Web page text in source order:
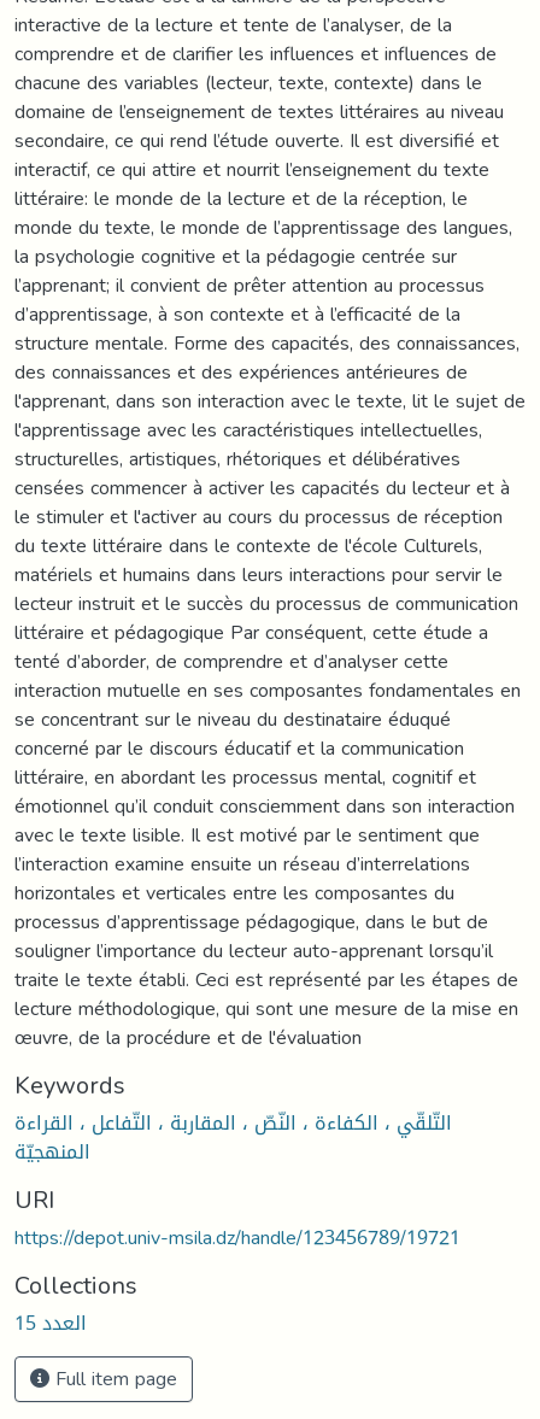
interactive de la lecture et tente de l’analyser, de la
comprendre et de clarifier les influences et influences de
chacune des variables (lecteur, texte, contexte) dans le
domaine de l’enseignement de textes littéraires au niveau
secondaire, ce qui rend l’étude ouverte. Il est diversifié et
interactif, ce qui attire et nourrit l’enseignement du texte
littéraire: le monde de la lecture et de la réception, le
monde du texte, le monde de l’apprentissage des langues,
la psychologie cognitive et la pédagogie centrée sur
l’apprenant; il convient de prêter attention au processus
d’apprentissage, à son contexte et à l’efficacité de la
structure mentale. Forme des capacités, des connaissances,
des connaissances et des expériences antérieures de
l'apprenant, dans son interaction avec le texte, lit le sujet de
l'apprentissage avec les caractéristiques intellectuelles,
structurelles, artistiques, rhétoriques et délibératives
censées commencer à activer les capacités du lecteur et à
le stimuler et l'activer au cours du processus de réception
du texte littéraire dans le contexte de l'école Culturels,
matériels et humains dans leurs interactions pour servir le
lecteur instruit et le succès du processus de communication
littéraire et pédagogique Par conséquent, cette étude a
tenté d’aborder, de comprendre et d’analyser cette
interaction mutuelle en ses composantes fondamentales en
se concentrant sur le niveau du destinataire éduqué
concerné par le discours éducatif et la communication
littéraire, en abordant les processus mental, cognitif et
émotionnel qu’il conduit consciemment dans son interaction
avec le texte lisible. Il est motivé par le sentiment que
l’interaction examine ensuite un réseau d’interrelations
horizontales et verticales entre les composantes du
processus d’apprentissage pédagogique, dans le but de
souligner l’importance du lecteur auto-apprenant lorsqu’il
traite le texte établi. Ceci est représenté par les étapes de
lecture méthodologique, qui sont une mesure de la mise en
œuvre, de la procédure et de l'évaluation
Keywords
التّلقّي ، الكفاءة ، النّصّ ، المقاربة ، التّفاعل ، القراءة
المنهجيّة
URI
https://depot.univ-msila.dz/handle/123456789/19721
Collections
العدد 15
Full item page